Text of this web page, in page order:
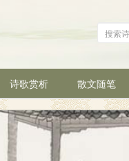
诗歌赏析 散文随笔